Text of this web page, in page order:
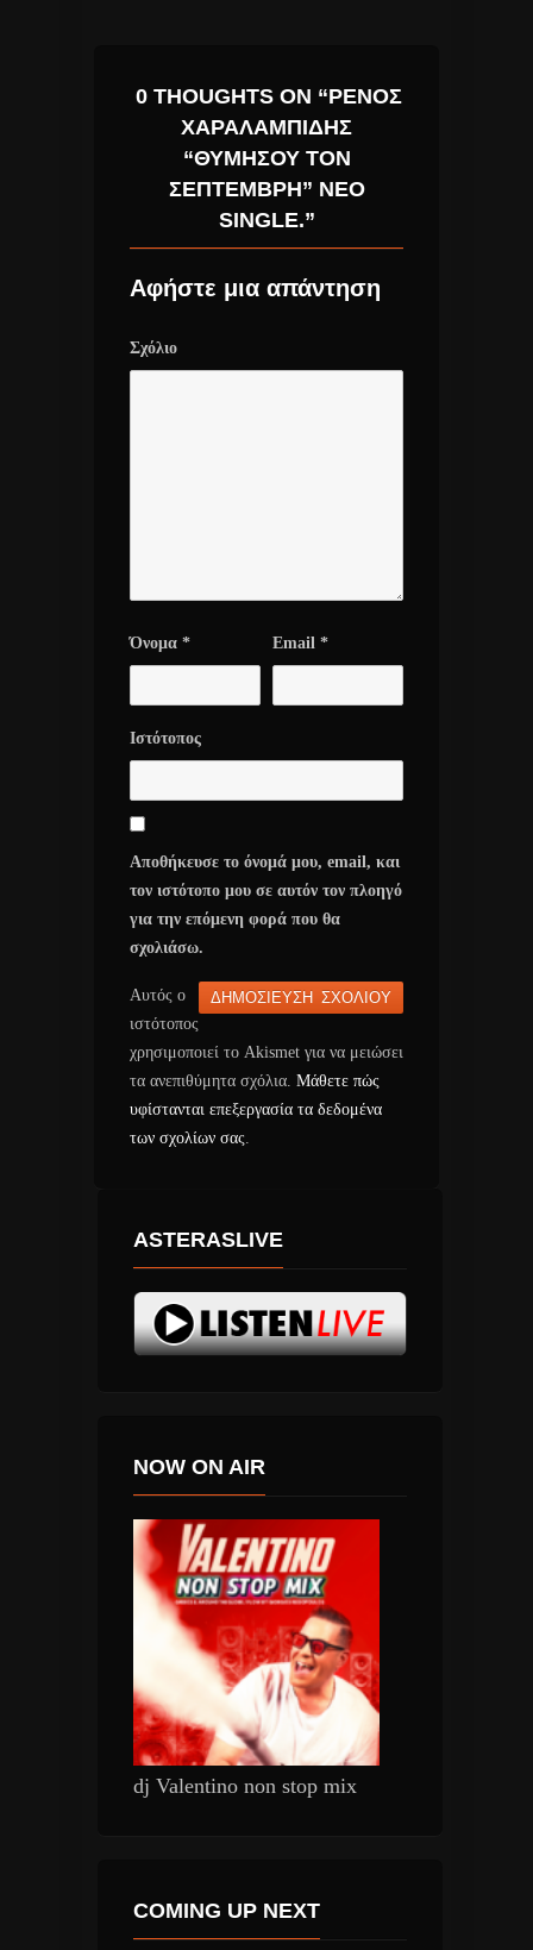
0 THOUGHTS ON “ΡΈΝΟΣ
ΧΑΡΑΛΑΜΠΊΔΗΣ
“ΘΥΜΉΣΟΥ ΤΟΝ
ΣΕΠΤΈΜΒΡΗ” ΝΈΟ
SINGLE.”
Αφήστε μια απάντηση
Σχόλιο
Όνομα * Email *
Ιστότοπος
Αποθήκευσε το όνομά μου, email, και
τον ιστότοπο μου σε αυτόν τον πλοηγό
για την επόμενη φορά που θα
σχολιάσω.
Αυτός ο
ιστότοπος
χρησιμοποιεί το Akismet για να μειώσει
τα ανεπιθύμητα σχόλια. Μάθετε πώς
υφίστανται επεξεργασία τα δεδομένα
των σχολίων σας
ASTERASLIVE
NOW ON AIR
dj Valentino non stop mix
COMING UP NEXT